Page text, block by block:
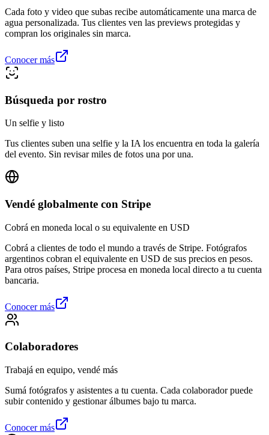
Cada foto y video que subas recibe automáticamente una marca de
agua personalizada. Tus clientes ven las previews protegidas y
compran los originales sin marca.
Conocer más
Búsqueda por rostro
Un selfie y listo
Tus clientes suben una selfie y la IA los encuentra en toda la galería
del evento. Sin revisar miles de fotos una por una.
Vendé globalmente con Stripe
Cobrá en moneda local o su equivalente en USD
Cobrá a clientes de todo el mundo a través de Stripe. Fotógrafos
argentinos cobran el equivalente en USD de sus precios en pesos.
Para otros países, Stripe procesa en moneda local directo a tu cuenta
bancaria.
Conocer más
Colaboradores
Trabajá en equipo, vendé más
Sumá fotógrafos y asistentes a tu cuenta. Cada colaborador puede
subir contenido y gestionar álbumes bajo tu marca.
Conocer más